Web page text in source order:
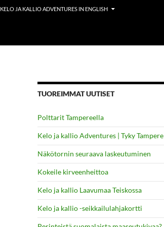
KELO JA KALLIO ADVENTURES IN ENGLISH
TUOREIMMAT UUTISET
Polttarit Tampereella
Kelo ja kallio Adventures | Tyky Tampere
Näkötornin seuraava laskeutuminen
Kokeile kirveenheittoa
Kelo ja kallio Laavumaa Teiskossa
Kelo ja kallio -seikkailulahjakortti